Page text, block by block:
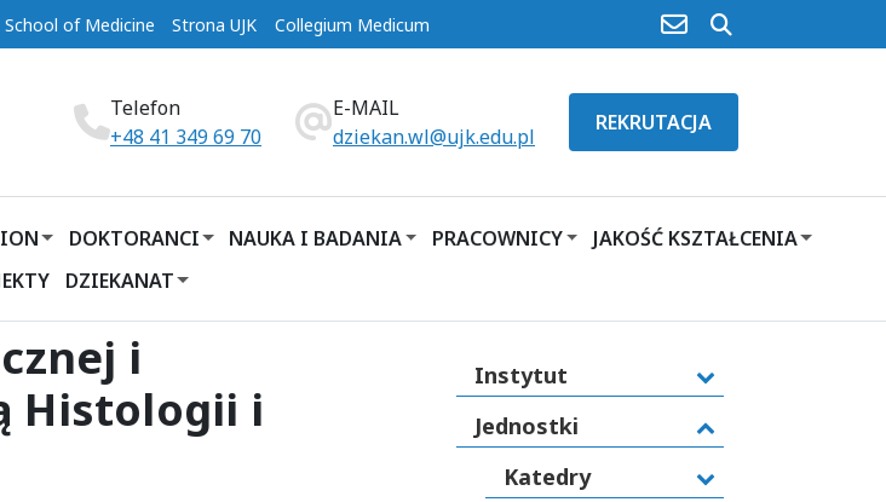
School of Medicine Strona UJK Collegium Medicum poczta
Telefon
+48 41 349 69 70
E-MAIL
dziekan.wl@ujk.edu.pl
REKRUTACJA
DOKTORANCI NAUKA I BADANIA PRACOWNICY
JAKOŚĆ KSZTAŁCENIA
DZIEKANAT
i
Histologii i
Instytut
Jednostki
Katedry